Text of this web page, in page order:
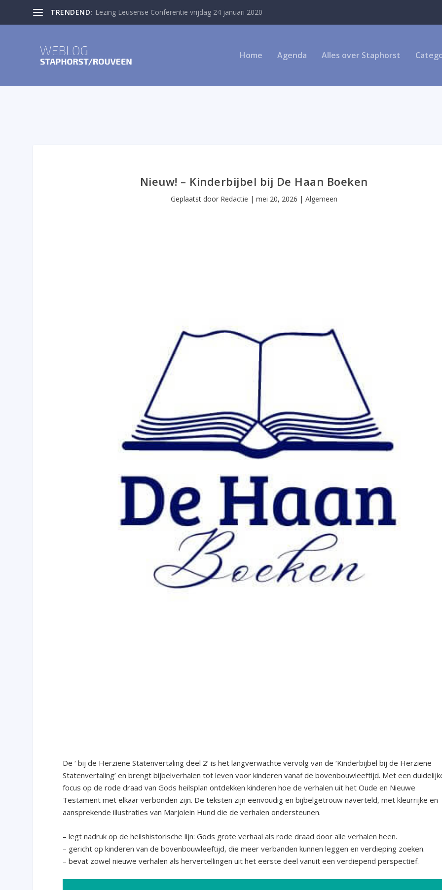
TRENDEND: Lezing Leusense Conferentie vrijdag 24 januari 2020
Home Agenda Alles over Staphorst
Nieuw! – Kinderbijbel bij De Haan Boeken
Geplaatst door Redactie | mei 20, 2026 | Algemeen
De ‘ bij de Herziene Statenvertaling deel 2’ is het langverwachte vervolg van de ‘Kinderbijbel bij de Herziene
Statenvertaling’ en brengt bijbelverhalen tot leven voor kinderen vanaf de bovenbouwleeftijd. Met een
focus op de rode draad van Gods heilsplan ontdekken kinderen hoe de verhalen uit het Oude en Nieuwe
Testament met elkaar verbonden zijn. De teksten zijn eenvoudig en bijbelgetrouw naverteld, met kleurrijke en
aansprekende illustraties van Marjolein Hund die de verhalen ondersteunen.
– legt nadruk op de heilshistorische lijn: Gods grote verhaal als rode draad door alle verhalen heen.
– gericht op kinderen van de bovenbouwleeftijd, die meer verbanden kunnen leggen en verdieping zoeken.
– bevat zowel nieuwe verhalen als hervertellingen uit het eerste deel vanuit een verdiepend perspectief.